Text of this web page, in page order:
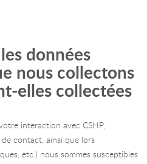
données
nous collectons
elles collectées
interaction avec CSHP,
contact, ainsi que lors
etc.) nous sommes susceptibles